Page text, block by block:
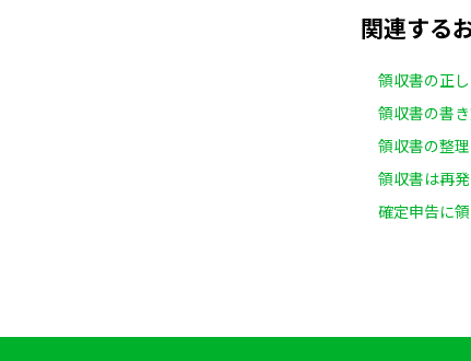
関連する
領収書の正
領収書の書
領収書の整
領収書は再
確定申告に